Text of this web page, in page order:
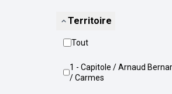
Territoire
Tout
1 - Capitole / Arnaud Bernard
/ Carmes